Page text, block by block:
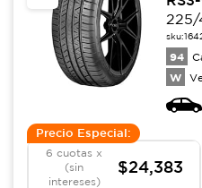
225/
sku:
94
W
Precio Especial:
6 cuotas x
(sin
intereses)
$24,383